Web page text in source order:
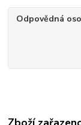
Odpovědná